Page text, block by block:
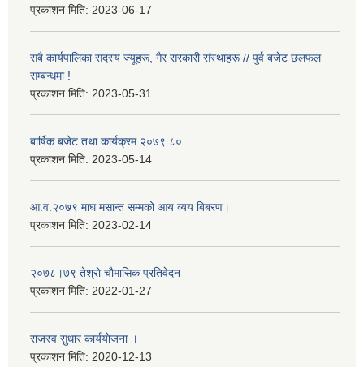
प्रकाशन मिति: 2023-06-17
सबै कार्यपालिका सदस्य ज्यूहरू, गैर सरकारी संस्थाहरू // पुर्व बजेट छलफल
सम्बन्धमा !
प्रकाशन मिति: 2023-05-31
बार्षिक बजेट तथा कार्यक्रम २०७९.८०
प्रकाशन मिति: 2023-05-14
आ.व.२०७९ माघ मसान्त सम्मको आय व्यय बिबरण।
प्रकाशन मिति: 2023-02-14
२०७८।७९ तेश्राे चाैमासिक प्रतिवेदन
प्रकाशन मिति: 2022-01-27
राजस्व सुधार कार्ययाेजना ।
प्रकाशन मिति: 2020-12-13